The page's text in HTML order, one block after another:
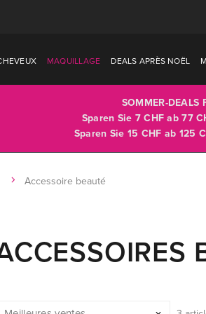
MAQUILLAGE DEALS APRÈS NOËL
SOMMER-DEALS
Sparen Sie 7 CHF ab 77
Sparen Sie 15 CHF ab 125
Accessoire beauté